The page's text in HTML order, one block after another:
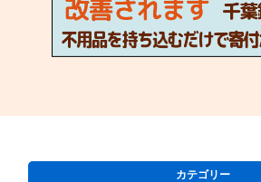
カテゴリー